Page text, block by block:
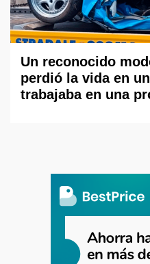
Un reconocido
perdió la vida en
trabajaba en una